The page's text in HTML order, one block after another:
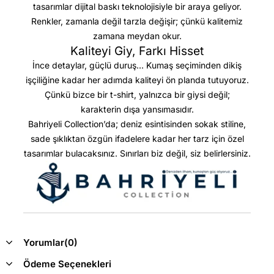
tasarımlar dijital baskı teknolojisiyle bir araya geliyor.
Renkler, zamanla değil tarzla değişir; çünkü kalitemiz
zamana meydan okur.
Kaliteyi Giy, Farkı Hisset
İnce detaylar, güçlü duruş… Kumaş seçiminden dikiş
işçiliğine kadar her adımda kaliteyi ön planda tutuyoruz.
Çünkü bizce bir t-shirt, yalnızca bir giysi değil;
karakterin dışa yansımasıdır.
Bahriyeli Collection’da; deniz esintisinden sokak stiline,
sade şıklıktan özgün ifadelere kadar her tarz için özel
tasarımlar bulacaksınız. Sınırları biz değil, siz belirlersiniz.
Yorumlar(0)
Ödeme Seçenekleri